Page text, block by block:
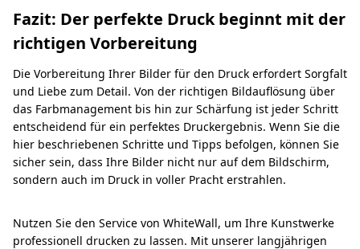
Fazit: Der perfekte Druck beginnt mit der
richtigen Vorbereitung
Die Vorbereitung Ihrer Bilder für den Druck erfordert Sorgfalt
und Liebe zum Detail. Von der richtigen Bildauflösung über
das Farbmanagement bis hin zur Schärfung ist jeder Schritt
entscheidend für ein perfektes Druckergebnis. Wenn Sie die
hier beschriebenen Schritte und Tipps befolgen, können Sie
sicher sein, dass Ihre Bilder nicht nur auf dem Bildschirm,
sondern auch im Druck in voller Pracht erstrahlen.
Nutzen Sie den Service von WhiteWall, um Ihre Kunstwerke
professionell drucken zu lassen. Mit unserer langjährigen